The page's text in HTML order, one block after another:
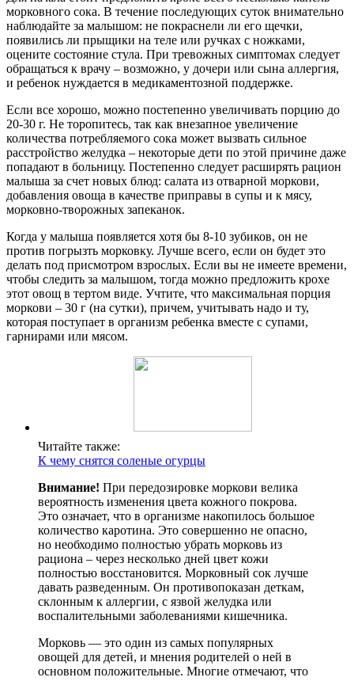
морковного сока. В течение последующих суток внимательно
наблюдайте за малышом: не покраснели ли его щечки,
появились ли прыщики на теле или ручках с ножками,
оцените состояние стула. При тревожных симптомах следует
обращаться к врачу – возможно, у дочери или сына аллергия,
и ребенок нуждается в медикаментозной поддержке.
Если все хорошо, можно постепенно увеличивать порцию до
20-30 г. Не торопитесь, так как внезапное увеличение
количества потребляемого сока может вызвать сильное
расстройство желудка – некоторые дети по этой причине даже
попадают в больницу. Постепенно следует расширять рацион
малыша за счет новых блюд: салата из отварной моркови,
добавления овоща в качестве приправы в супы и к мясу,
морковно-творожных запеканок.
Когда у малыша появляется хотя бы 8-10 зубиков, он не
против погрызть морковку. Лучше всего, если он будет это
делать под присмотром взрослых. Если вы не имеете времени,
чтобы следить за малышом, тогда можно предложить крохе
этот овощ в тертом виде. Учтите, что максимальная порция
моркови – 30 г (на сутки), причем, учитывать надо и ту,
которая поступает в организм ребенка вместе с супами,
гарнирами или мясом.
Читайте также:
К чему снятся соленые огурцы
Внимание! При передозировке моркови велика
вероятность изменения цвета кожного покрова.
Это означает, что в организме накопилось большое
количество каротина. Это совершенно не опасно,
но необходимо полностью убрать морковь из
рациона – через несколько дней цвет кожи
полностью восстановится. Морковный сок лучше
давать разведенным. Он противопоказан деткам,
склонным к аллергии, с язвой желудка или
воспалительными заболеваниями кишечника.
Морковь — это один из самых популярных
овощей для детей, и мнения родителей о ней в
основном положительные. Многие отмечают, что